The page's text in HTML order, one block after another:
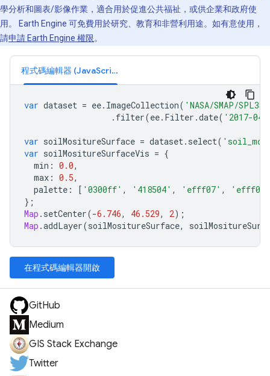
學分析和圖表/影像作業，適合用於促進公共福祉，或供企業和政府使
用。 Earth Engine 可免費用於研究、教育和非營利用途。如有意使用，
請申請 Earth Engine 權限。
程式碼編輯器 (JavaScript)
var dataset = ee. ImageCollection( 'NASA/SMAP/
. filter(ee. Filter .date( '2017-
var soilMositureSurface = dataset. select(
var soilMositureSurfaceVis = {
min : 0.0,
max : 0.5,
palette : [ '0300ff' , '418504' , 'efff07' ,
'efff07'
};
Map . setCenter(-6.746, 46.529, 2);
Map .addLayer(soilMositureSurface,
在程式碼編輯器開啟
GitHub
Medium
GIS Stack Exchange
Twitter